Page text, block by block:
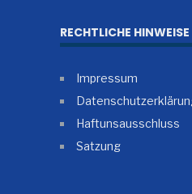
RECHTLICHE HINWEISE
Impressum
Haftunsausschluss
Satzung